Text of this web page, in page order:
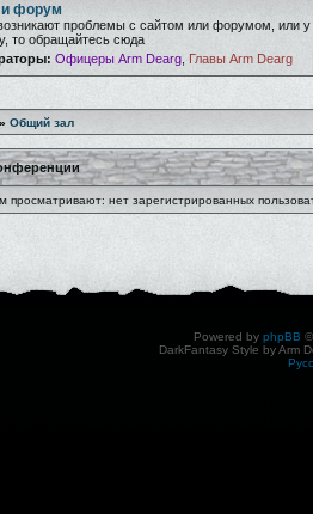
форум
проблемы с сайтом или форумом, или у
то обращайтесь сюда
Офицеры Arm Dearg Главы Arm Dearg
» Общий зал
просматривают: нет зарегистрированных
Powered by phpBB
DarkFantasy Style by Arm